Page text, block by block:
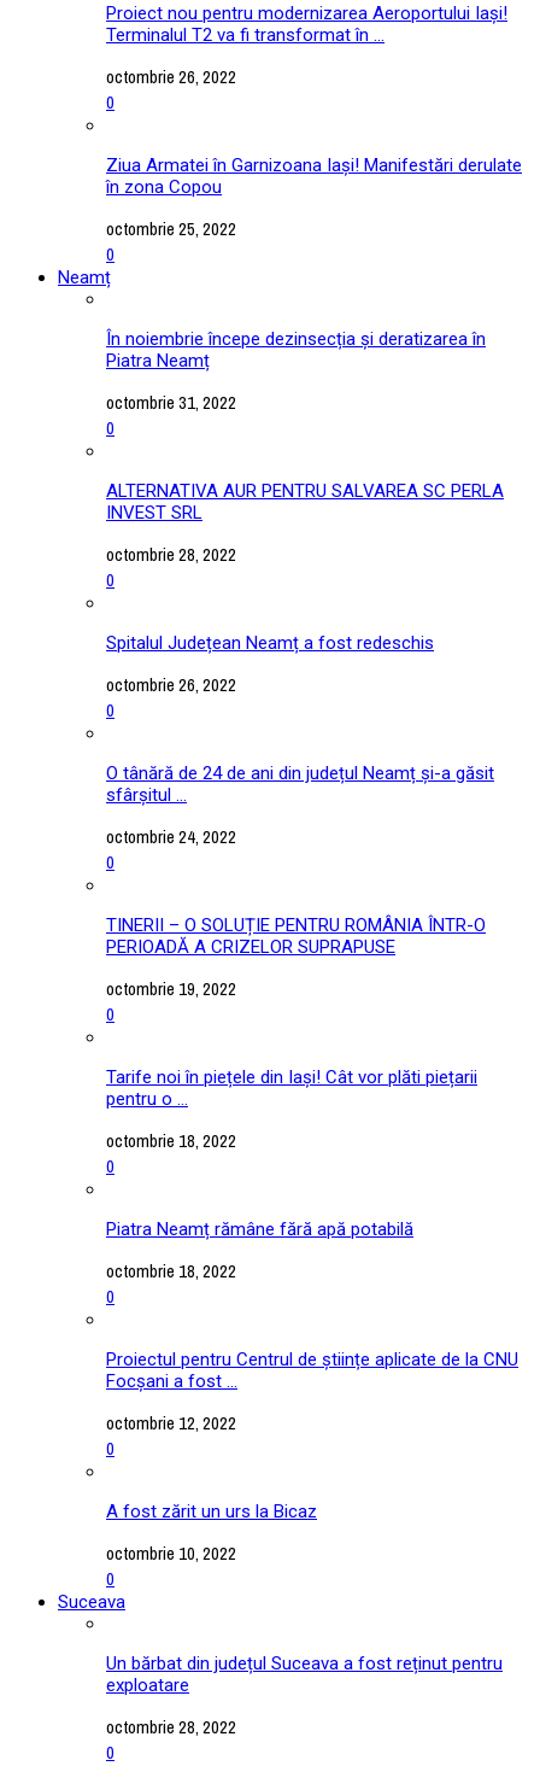
Proiect nou pentru modernizarea Aeroportului Iași!
Terminalul T2 va fi transformat în ...
octombrie 26, 2022
0
Ziua Armatei în Garnizoana Iași! Manifestări derulate
în zona Copou
octombrie 25, 2022
0
Neamț
În noiembrie începe dezinsecția și deratizarea în
Piatra Neamț
octombrie 31, 2022
0
ALTERNATIVA AUR PENTRU SALVAREA SC PERLA
INVEST SRL
octombrie 28, 2022
0
Spitalul Județean Neamț a fost redeschis
octombrie 26, 2022
0
O tânără de 24 de ani din județul Neamț și-a găsit
sfârșitul ...
octombrie 24, 2022
0
TINERII – O SOLUȚIE PENTRU ROMÂNIA ÎNTR-O
PERIOADĂ A CRIZELOR SUPRAPUSE
octombrie 19, 2022
0
Tarife noi în piețele din Iași! Cât vor plăti piețarii
pentru o ...
octombrie 18, 2022
0
Piatra Neamț rămâne fără apă potabilă
octombrie 18, 2022
0
Proiectul pentru Centrul de științe aplicate de la CNU
Focșani a fost ...
octombrie 12, 2022
0
A fost zărit un urs la Bicaz
octombrie 10, 2022
0
Suceava
Un bărbat din județul Suceava a fost reținut pentru
exploatare
octombrie 28, 2022
0